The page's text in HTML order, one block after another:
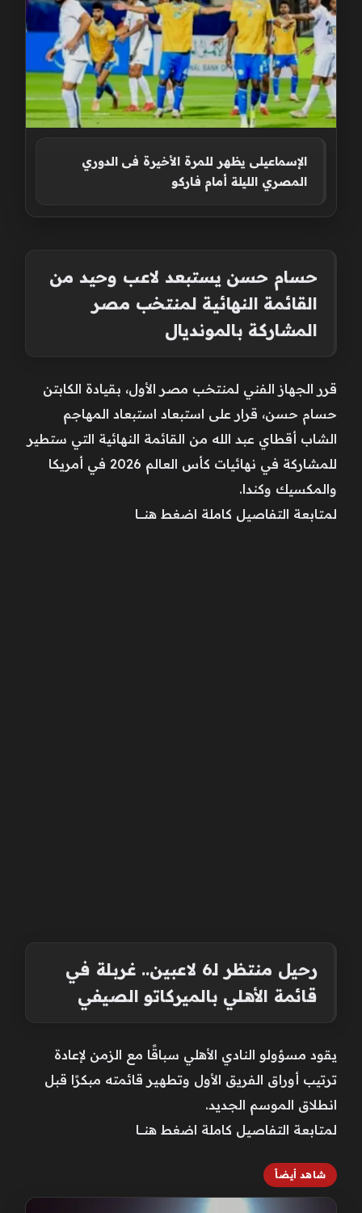
الإسماعيلى يظهر للمرة الأخيرة فى الدوري
المصري الليلة أمام فاركو
حسام حسن يستبعد لاعب وحيد من
القائمة النهائية لمنتخب مصر
المشاركة بالمونديال
قرر الجهاز الفني لمنتخب مصر الأول، بقيادة الكابتن
حسام حسن، قرار على استبعاد استبعاد المهاجم
الشاب أقطاي عبد الله من القائمة النهائية التي ستطير
للمشاركة في نهائيات كأس العالم 2026 في أمريكا
والمكسيك وكندا.
لمتابعة التفاصيل كاملة اضغط هنــــــا
رحيل منتظر لـ6 لاعبين.. غربلة في
قائمة الأهلي بالميركاتو الصيفي
يقود مسؤولو النادي الأهلي سباقًا مع الزمن لإعادة
ترتيب أوراق الفريق الأول وتطهير قائمته مبكرًا قبل
انطلاق الموسم الجديد.
لمتابعة التفاصيل كاملة اضغط هنـــــا
شاهد أيضاً